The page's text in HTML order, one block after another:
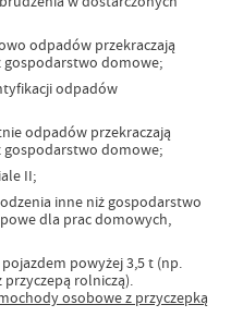
odpadów przekraczają
domowe;
odpadów
odpadów przekraczają
domowe;
II;
inne niż gospodarstwo
dla prac domowych,
powyżej 3,5 t (np.
rolniczą).
osobowe z przyczepką